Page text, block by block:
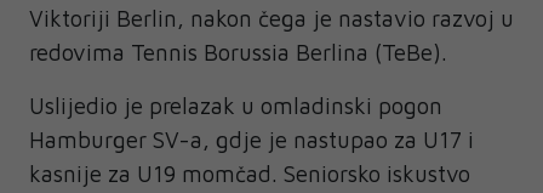
Viktoriji Berlin, nakon čega je nastavio razvoj u
redovima Tennis Borussia Berlina (TeBe).
Uslijedio je prelazak u omladinski pogon
Hamburger SV-a, gdje je nastupao za U17 i
kasnije za U19 momčad. Seniorsko iskustvo